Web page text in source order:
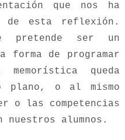
que nos ha
de esta reflexión.
pretende ser un
forma de programar
queda
plano, o al mismo
o las competencias
nuestros alumnos.